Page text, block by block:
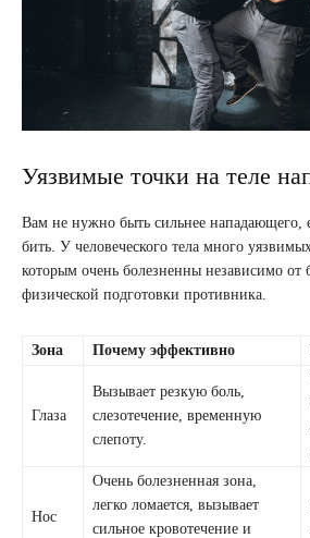
Уязвимые точки на теле
Вам не нужно быть сильнее нападающего,
бить. У человеческого тела много
которым очень болезненны независимо от
физической подготовки противника.
Зона Почему эффективно
Глаза
Вызывает резкую боль,
слезотечение, временную
слепоту.
Нос
Очень болезненная зона,
легко ломается, вызывает
сильное кровотечение и